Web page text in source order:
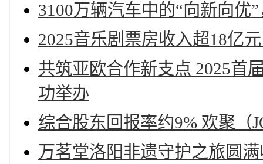
3100万辆汽车中的“向新向优
2025音乐剧票房收入超18亿
共筑亚欧合作新支点 2025首
功举办
综合股东回报率约9% 欢聚（
万茗堂洛阳非遗守护之旅圆